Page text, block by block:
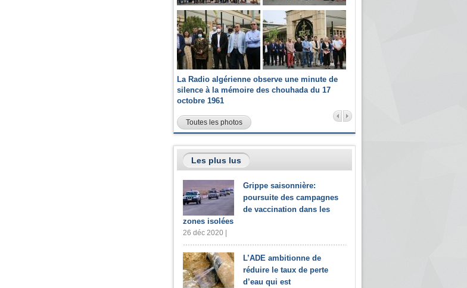
La Radio algérienne observe une minute de
silence à la mémoire des chouhada du 17
octobre 1961
Toutes les photos
Les plus lus
Grippe saisonnière:
poursuite des campagnes
de vaccination dans les
zones isolées
26 déc 2020 |
L’ADE ambitionne de
réduire le taux de perte
d’eau qui est